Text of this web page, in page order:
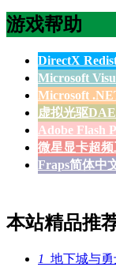
游戏帮助
DirectX
Microsoft
Microsoft
虚拟光驱
Adobe Flash
微星显卡超
Fraps简体中
本站精品推
1 地下城与